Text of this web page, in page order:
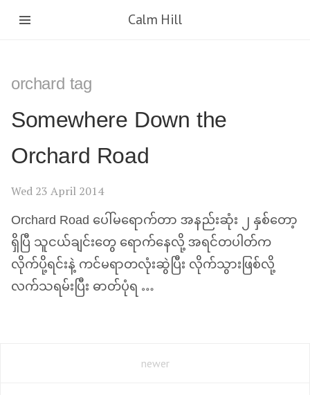
Calm Hill
orchard tag
Somewhere Down the
Orchard Road
Wed 23 April 2014
Orchard Road ပေါ်မရောက်တာ အနည်းဆုံး ၂ နှစ်တော့
ရှိပြီ သူငယ်ချင်းတွေ ရောက်နေလို့ အရင်တပါတ်က
လိုက်ပို့ရင်းနဲ့ ကင်မရာတလုံးဆွဲပြီး လိုက်သွားဖြစ်လို့
လက်သရမ်းပြီး ဓာတ်ပုံရ …
newer